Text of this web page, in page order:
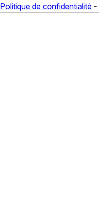
Politique de confidentialité -